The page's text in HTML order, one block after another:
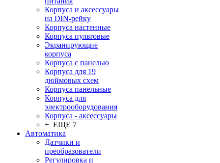
Корпуса и аксессуары
на DIN-рейку
Корпуса настенные
Корпуса пультовые
Экранирующие
корпуса
Корпуса с панелью
Корпуса для 19
дюймовых схем
Корпуса панельные
Корпуса для
электрооборудования
Корпуса - аксессуары
+ ЕЩЕ 7
Автоматика
Датчики и
преобразователи
Регулировка и